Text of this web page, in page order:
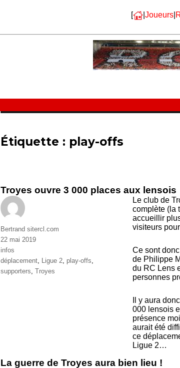
[ | Joueurs|
Étiquette : play-offs
Troyes ouvre 3 000 places aux lensois
Le club de
complète (la
accueillir
visiteurs
Ce sont
de Philippe
du RC Lens
personnes
Il y aura
000 lensois
présence
aurait été
ce
Ligue 2…
Auteur
Bertrand sitercl.com
Publié
le
22 mai 2019
Catégories
infos
Étiquettes
déplacement Ligue 2 play-offs
supporters Troyes
La guerre de Troyes aura bien lieu !